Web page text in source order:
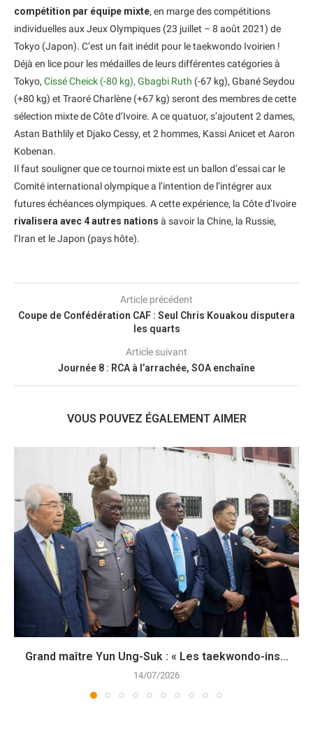
compétition par équipe mixte, en marge des compétitions
individuelles aux Jeux Olympiques (23 juillet – 8 août 2021) de
Tokyo (Japon). C’est un fait inédit pour le taekwondo Ivoirien !
Déjà en lice pour les médailles de leurs différentes catégories à
Tokyo, Cissé Cheick (-80 kg), Gbagbi Ruth (-67 kg), Gbané Seydou
(+80 kg) et Traoré Charlène (+67 kg) seront des membres de cette
sélection mixte de Côte d’Ivoire. A ce quatuor, s’ajoutent 2 dames,
Astan Bathlily et Djako Cessy, et 2 hommes, Kassi Anicet et Aaron
Kobenan.
Il faut souligner que ce tournoi mixte est un ballon d’essai car le
Comité international olympique a l’intention de l’intégrer aux
futures échéances olympiques. A cette expérience, la Côte d’Ivoire
rivalisera avec 4 autres nations à savoir la Chine, la Russie,
l’Iran et le Japon (pays hôte).
Article précédent
Coupe de Confédération CAF : Seul Chris Kouakou disputera
les quarts
Article suivant
Journée 8 : RCA à l’arrachée, SOA enchaîne
VOUS POUVEZ ÉGALEMENT AIMER
Grand maître Yun Ung-Suk : « Les taekwondo-ins...
14/07/2026